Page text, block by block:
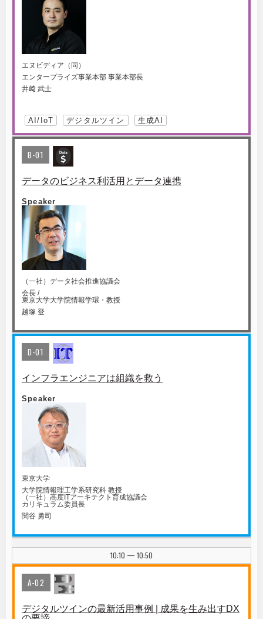
エヌビディア（同）
エンタープライズ事業本部 事業本部長
井﨑 武士
AI/IoT デジタルツイン 生成AI
B-01
データのビジネス利活用とデータ連携
Speaker
（一社）データ社会推進協議会
会長 /
東京大学大学院情報学環・教授
越塚 登
D-01
インフラエンジニアは組織を救う
Speaker
東京大学
大学院情報理工学系研究科 教授
（一社）高度ITアーキテクト育成協議会
カリキュラム委員長
関谷 勇司
10:10 | 10:50
A-02
デジタルツインの最新活用事例 | 成果を生み出すDX